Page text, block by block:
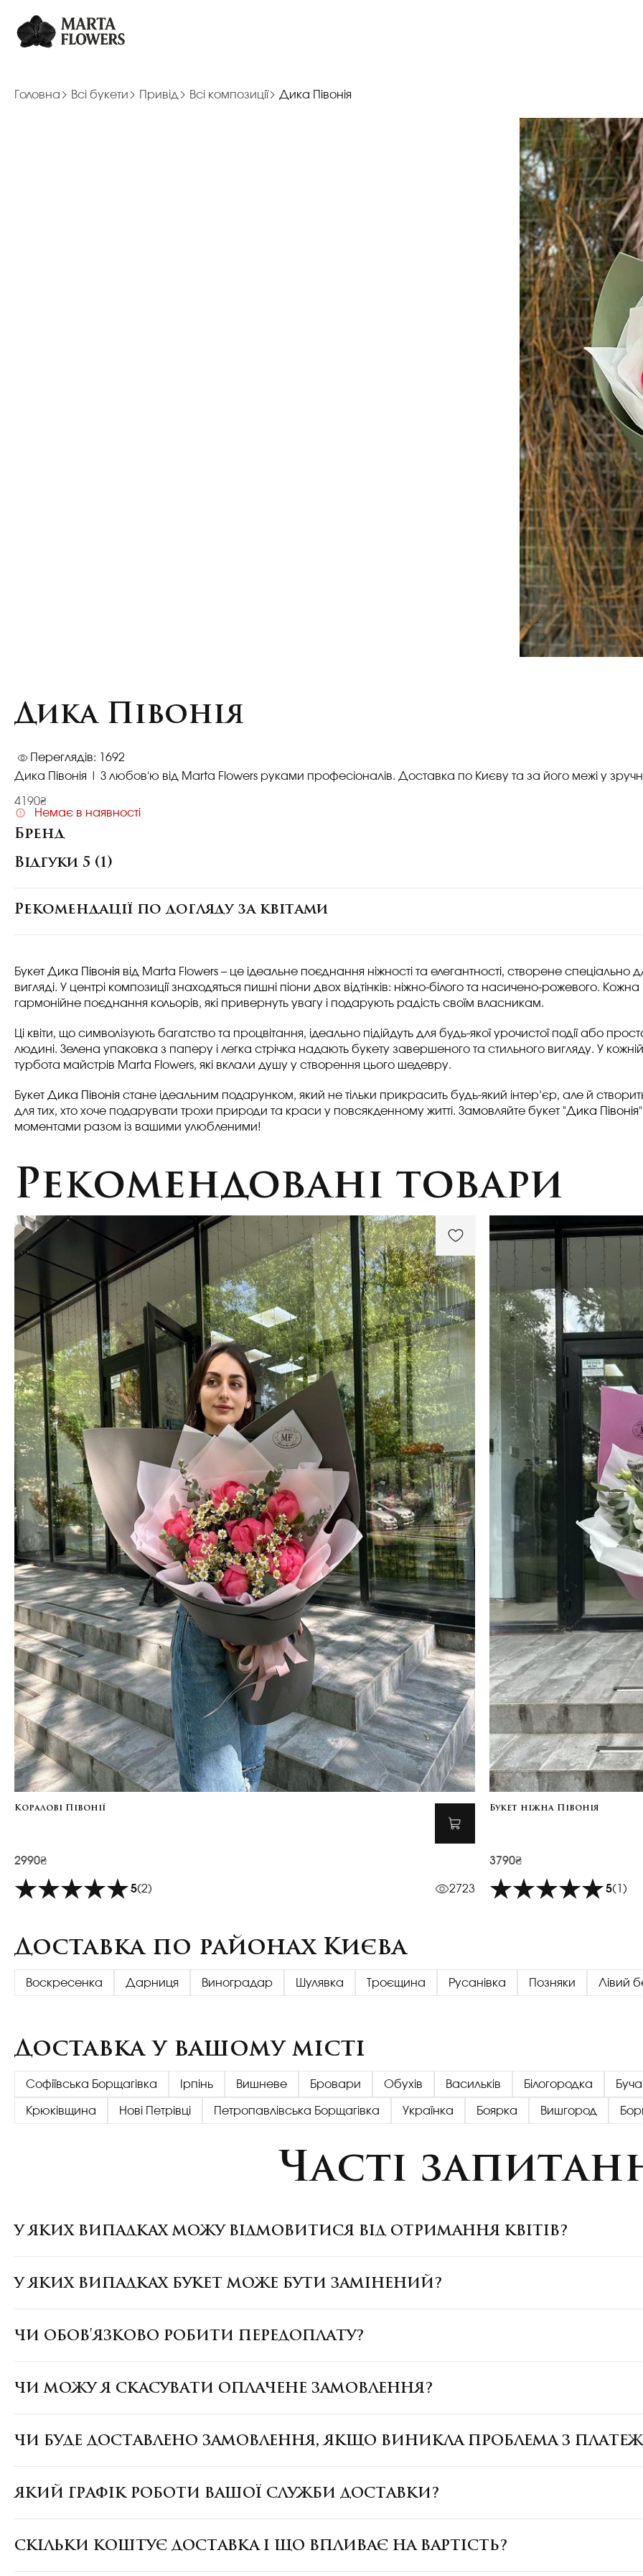
Головна Всі букети Привід Всі композиції Дика Півонія
Дика Півонія
Переглядів: 1692
Дика Півонія | З любов'ю від Marta Flowers руками професіоналів. Доставка по Києву та за його межі у
4190₴
Немає в наявності
Бренд
Відгуки 5 (1)
Рекомендації по догляду за квітами
Букет Дика Півонія від Marta Flowers – це ідеальне поєднання ніжності та елегантності, створене
вигляді. У центрі композиції знаходяться пишні піони двох відтінків: ніжно-білого та насичено-рожевого.
гармонійне поєднання кольорів, які привернуть увагу і подарують радість своїм власникам.
Ці квіти, що символізують багатство та процвітання, ідеально підійдуть для будь-якої урочистої події або
людині. Зелена упаковка з паперу і легка стрічка надають букету завершеного та стильного вигляду. У
турбота майстрів Marta Flowers, які вклали душу у створення цього шедевру.
Букет Дика Півонія стане ідеальним подарунком, який не тільки прикрасить будь-який інтер’єр, але й
для тих, хто хоче подарувати трохи природи та краси у повсякденному житті. Замовляйте букет "Дика Півонія
моментами разом із вашими улюбленими!
Рекомендовані товари
Коралові Півонії
2990₴
5(2) 2723
Букет ніжна Півонія
3790₴
5(1)
Доставка по районах Києва
Воскресенка Дарниця Виноградар Шулявка Троєщина Русанівка Позняки Лівий
Доставка у вашому місті
Софіївська Борщагівка Ірпінь Вишневе Бровари Обухів Васильків Білогородка Буча
Крюківщина Нові Петрівці Петропавлівська Борщагівка Українка Боярка Вишгород
Часті
У ЯКИХ ВИПАДКАХ МОЖУ ВІДМОВИТИСЯ ВІД ОТРИМАННЯ КВІТІВ?
У ЯКИХ ВИПАДКАХ БУКЕТ МОЖЕ БУТИ ЗАМІНЕНИЙ?
ЧИ ОБОВ'ЯЗКОВО РОБИТИ ПЕРЕДОПЛАТУ?
ЧИ МОЖУ Я СКАСУВАТИ ОПЛАЧЕНЕ ЗАМОВЛЕННЯ?
ЧИ БУДЕ ДОСТАВЛЕНО ЗАМОВЛЕННЯ, ЯКЩО ВИНИКЛА ПРОБЛЕМА З
ЯКИЙ ГРАФІК РОБОТИ ВАШОЇ СЛУЖБИ ДОСТАВКИ?
СКІЛЬКИ КОШТУЄ ДОСТАВКА І ЩО ВПЛИВАЄ НА ВАРТІСТЬ?